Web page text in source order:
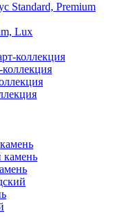
Standard, Premium
Lux
коллекция
камень